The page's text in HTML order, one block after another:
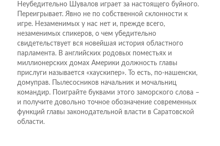
Неубедительно Шувалов играет за настоящего буйного.
Переигрывает. Явно не по собственной склонности к
игре. Незаменимых у нас нет и, прежде всего,
незаменимых спикеров, о чем убедительно
свидетельствует вся новейшая история областного
парламента. В английских родовых поместьях и
миллионерских домах Америки должность главы
прислуги называется «хаускипер». То есть, по-нашенски,
домуправ. Пылесосников начальник и мочальниц
командир. Поиграйте буквами этого заморского слова –
и получите довольно точное обозначение современных
функций главы законодательной власти в Саратовской
области.